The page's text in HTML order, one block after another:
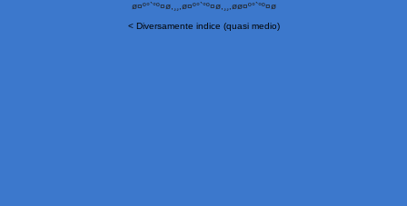
ø¤º°`°º¤ø,¸¸,ø¤º°`°º¤ø,¸¸,øø¤º°`°º¤ø
< Diversamente indice (quasi medio)